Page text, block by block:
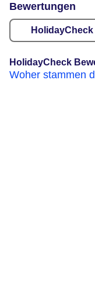
Bewertungen
HolidayCheck
HolidayCheck
Woher stammen